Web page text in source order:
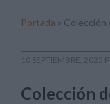
Portada » Colección
10 SEPTIEMBRE, 2025
Colección